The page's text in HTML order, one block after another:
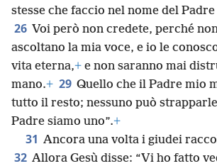
stesse che faccio nel nome del
26 Voi però non credete, perché
ascoltano la mia voce, e io le
vita eterna,+ e non saranno mai
mano.+ 29 Quello che il Padre mio
tutto il resto; nessuno può
Padre siamo uno”.+
31 Ancora una volta i giudei
32 Allora Gesù disse: “Vi ho fatto